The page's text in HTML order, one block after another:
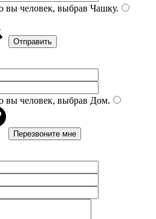
вы человек, выбрав Чашку.
вы человек, выбрав Дом.